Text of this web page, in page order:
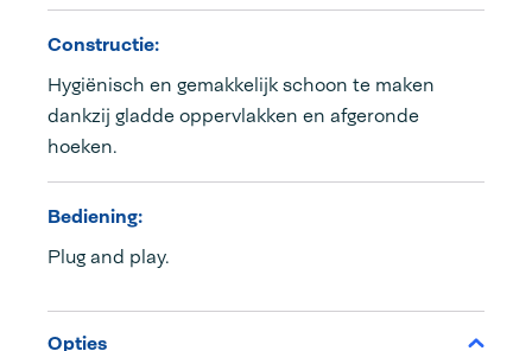
Constructie:
Hygiënisch en gemakkelijk schoon te maken
dankzij gladde oppervlakken en afgeronde
hoeken.
Bediening:
Plug and play.
Opties